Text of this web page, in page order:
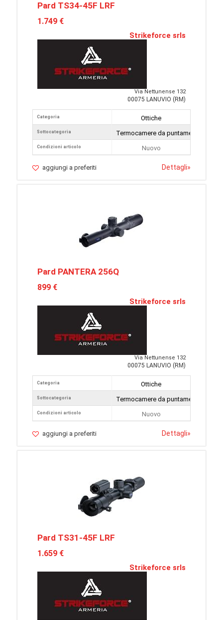
Pard TS34-45F LRF
1.749 €
Strikeforce srls
Via Nettunense 132
00075 LANUVIO (RM)
Categoria
Sottocategoria
Condizioni articolo
Ottiche
Termocamere da puntamento
Nuovo
aggiungi a preferiti Dettagli»
Pard PANTERA 256Q
899 €
Strikeforce srls
Via Nettunense 132
00075 LANUVIO (RM)
Categoria
Sottocategoria
Condizioni articolo
Ottiche
Termocamere da puntamento
Nuovo
aggiungi a preferiti Dettagli»
Pard TS31-45F LRF
1.659 €
Strikeforce srls